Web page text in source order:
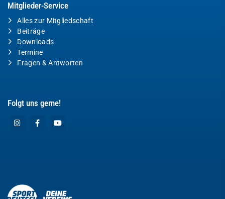
Mitglieder-Service
Alles zur Mitgliedschaft
Beiträge
Downloads
Termine
Fragen & Antworten
Folgt uns gerne!